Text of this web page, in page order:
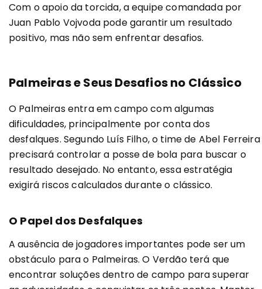
Com o apoio da torcida, a equipe comandada por
Juan Pablo Vojvoda pode garantir um resultado
positivo, mas não sem enfrentar desafios.
Palmeiras e Seus Desafios no Clássico
O Palmeiras entra em campo com algumas
dificuldades, principalmente por conta dos
desfalques. Segundo Luís Filho, o time de Abel Ferreira
precisará controlar a posse de bola para buscar o
resultado desejado. No entanto, essa estratégia
exigirá riscos calculados durante o clássico.
O Papel dos Desfalques
A ausência de jogadores importantes pode ser um
obstáculo para o Palmeiras. O Verdão terá que
encontrar soluções dentro de campo para superar